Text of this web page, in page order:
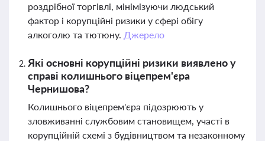
роздрібної торгівлі, мінімізуючи людський
фактор і корупційні ризики у сфері обігу
алкоголю та тютюну. Джерело
Які основні корупційні ризики виявлено у
справі колишнього віцепрем'єра
Чернишова?
Колишнього віцепрем'єра підозрюють у
зловживанні службовим становищем, участі в
корупційній схемі з будівництвом та незаконному